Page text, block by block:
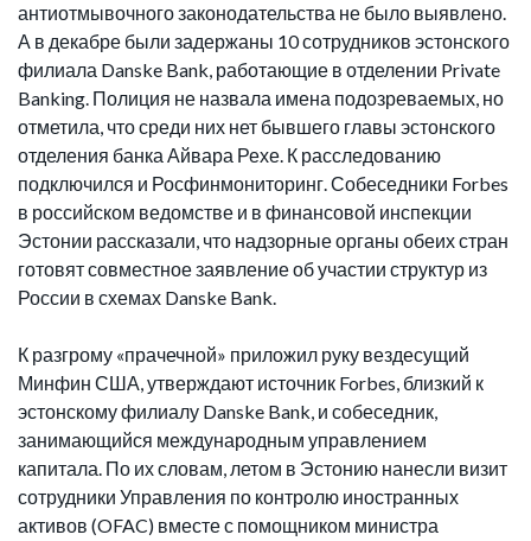
антиотмывочного законодательства не было выявлено.
А в декабре были задержаны 10 сотрудников эстонского
филиала Danske Bank, работающие в отделении Private
Banking. Полиция не назвала имена подозреваемых, но
отметила, что среди них нет бывшего главы эстонского
отделения банка Айвара Рехе. К расследованию
подключился и Росфинмониторинг. Собеседники Forbes
в российском ведомстве и в финансовой инспекции
Эстонии рассказали, что надзорные органы обеих стран
готовят совместное заявление об участии структур из
России в схемах Danske Bank.
К разгрому «прачечной» приложил руку вездесущий
Минфин США, утверждают источник Forbes, близкий к
эстонскому филиалу Danske Bank, и собеседник,
занимающийся международным управлением
капитала. По их словам, летом в Эстонию нанесли визит
сотрудники Управления по контролю иностранных
активов (OFAC) вместе с помощником министра